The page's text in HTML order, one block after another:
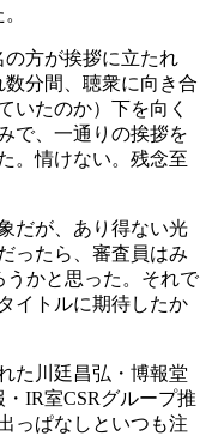
方が挨拶に立たれ
分間、聴衆に向き合
いたのか）下を向く
で、一通りの挨拶を
。情けない。残念至
だが、あり得ない光
ったら、審査員はみ
うかと思った。それで
イトルに期待したか
た川廷昌弘・博報堂
IR室CSRグループ推
っぱなしといつも注